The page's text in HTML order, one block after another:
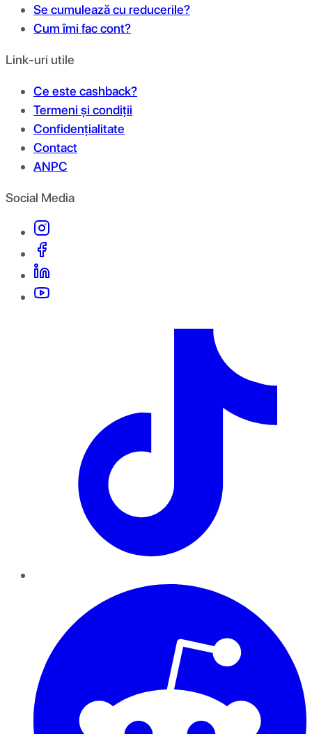
Se cumulează cu reducerile?
Cum îmi fac cont?
Link-uri utile
Ce este cashback?
Termeni și condiții
Confidențialitate
Contact
ANPC
Social Media